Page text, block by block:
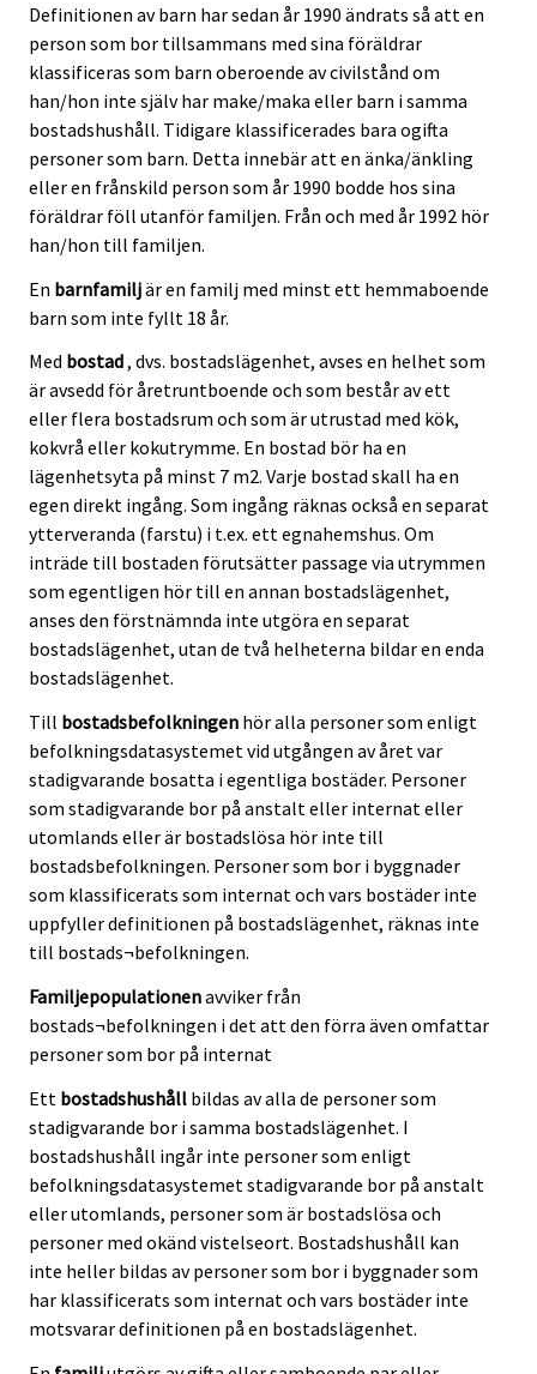
Definitionen av barn har sedan år 1990 ändrats så att en
person som bor tillsammans med sina föräldrar
klassificeras som barn oberoende av civilstånd om
han/hon inte själv har make/maka eller barn i samma
bostadshushåll. Tidigare klassificerades bara ogifta
personer som barn. Detta innebär att en änka/änkling
eller en frånskild person som år 1990 bodde hos sina
föräldrar föll utanför familjen. Från och med år 1992 hör
han/hon till familjen.
En barnfamiljär en familj med minst ett hemmaboende
barn som inte fyllt 18 år.
Med bostad, dvs. bostadslägenhet, avses en helhet som
är avsedd för åretruntboende och som består av ett
eller flera bostadsrum och som är utrustad med kök,
kokvrå eller kokutrymme. En bostad bör ha en
lägenhetsyta på minst 7 m2. Varje bostad skall ha en
egen direkt ingång. Som ingång räknas också en separat
ytterveranda (farstu) i t.ex. ett egnahemshus. Om
inträde till bostaden förutsätter passage via utrymmen
som egentligen hör till en annan bostadslägenhet,
anses den förstnämnda inte utgöra en separat
bostadslägenhet, utan de två helheterna bildar en enda
bostadslägenhet.
Till bostadsbefolkningen hör alla personer som enligt
befolkningsdatasystemet vid utgången av året var
stadigvarande bosatta i egentliga bostäder. Personer
som stadigvarande bor på anstalt eller internat eller
utomlands eller är bostadslösa hör inte till
bostadsbefolkningen. Personer som bor i byggnader
som klassificerats som internat och vars bostäder inte
uppfyller definitionen på bostadslägenhet, räknas inte
till bostads¬befolkningen.
Familjepopulationenavviker från
bostads¬befolkningen i det att den förra även omfattar
personer som bor på internat
Ett bostadshushåll bildas av alla de personer som
stadigvarande bor i samma bostadslägenhet. I
bostadshushåll ingår inte personer som enligt
befolkningsdatasystemet stadigvarande bor på anstalt
eller utomlands, personer som är bostadslösa och
personer med okänd vistelseort. Bostadshushåll kan
inte heller bildas av personer som bor i byggnader som
har klassificerats som internat och vars bostäder inte
motsvarar definitionen på en bostadslägenhet.